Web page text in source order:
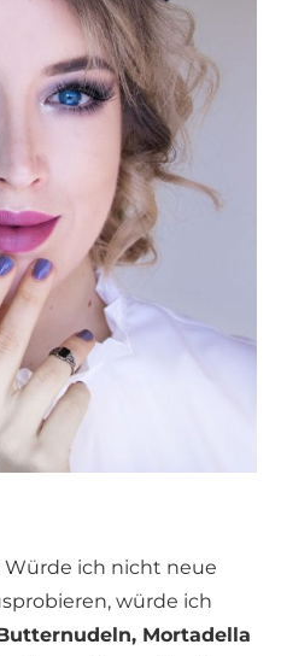
Würde ich nicht neue
würde ich
Mortadella